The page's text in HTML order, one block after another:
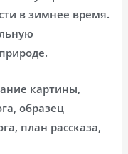
в зимнее время.
картины,
образец
план рассказа,